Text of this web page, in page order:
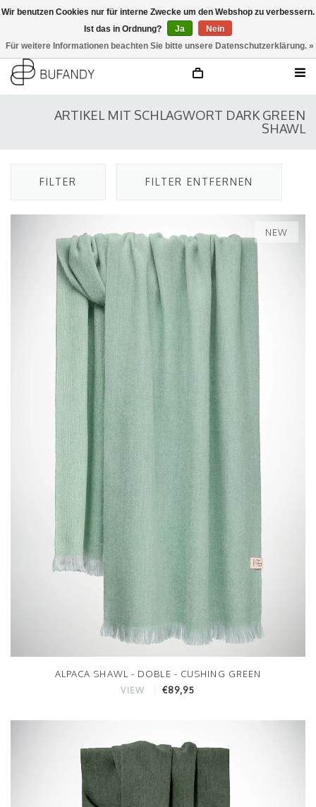
ARTIKEL MIT SCHLAGWORT DARK GREEN
SHAWL
FILTER FILTER ENTFERNEN
NEW
ALPACA SHAWL - DOBLE - CUSHING GREEN
VIEW €89,95
Wir benutzen Cookies nur für interne Zwecke um den Webshop zu verbessern.
Ist das in Ordnung?
Ja
Nein
Für weitere Informationen beachten Sie bitte unsere Datenschutzerklärung. »